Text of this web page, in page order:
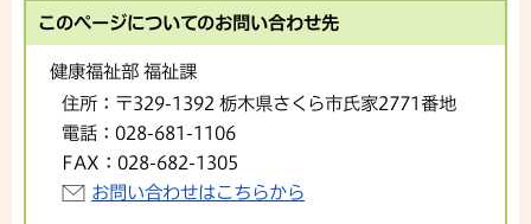
このページについてのお問い合わせ先
健康福祉部 福祉課
住所： 〒329-1392 栃木県さくら市氏家2771番地
電話： 028-681-1106
FAX： 028-682-1305
お問い合わせはこちらから